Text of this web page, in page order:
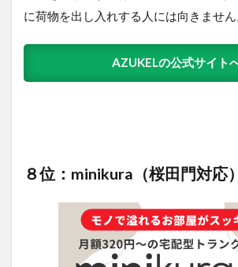
に荷物を出し入れする人には向きません
AZUKELの公式サイト
８位：minikura（桜田門対応）